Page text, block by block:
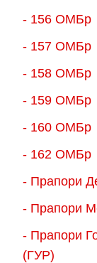
- 156 ОMБр
- 157 ОМБр
- 158 ОМБр
- 159 ОМБр
- 160 ОМБр
- 162 ОМБр
- Прапори
- Прапори
- Прапори
(ГУР)